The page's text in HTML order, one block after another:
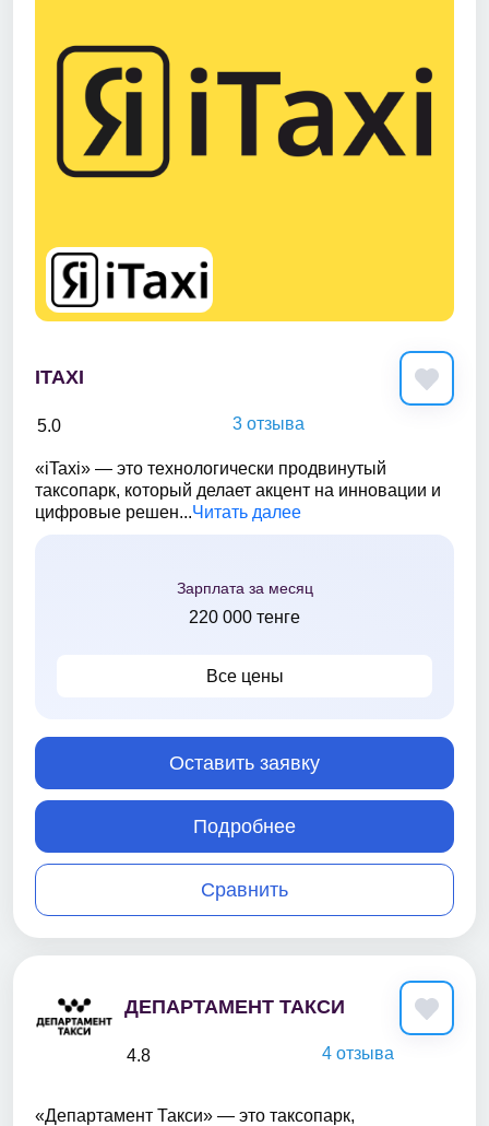
ITAXI
5.0 3 отзыва
«iTaxi» — это технологически продвинутый
таксопарк, который делает акцент на инновации и
цифровые решен...Читать далее
Зарплата за месяц
220 000 тенге
Все цены
Сравнить
Оставить заявку
Подробнее
ДЕПАРТАМЕНТ ТАКСИ
4.8 4 отзыва
«Департамент Такси» — это таксопарк,